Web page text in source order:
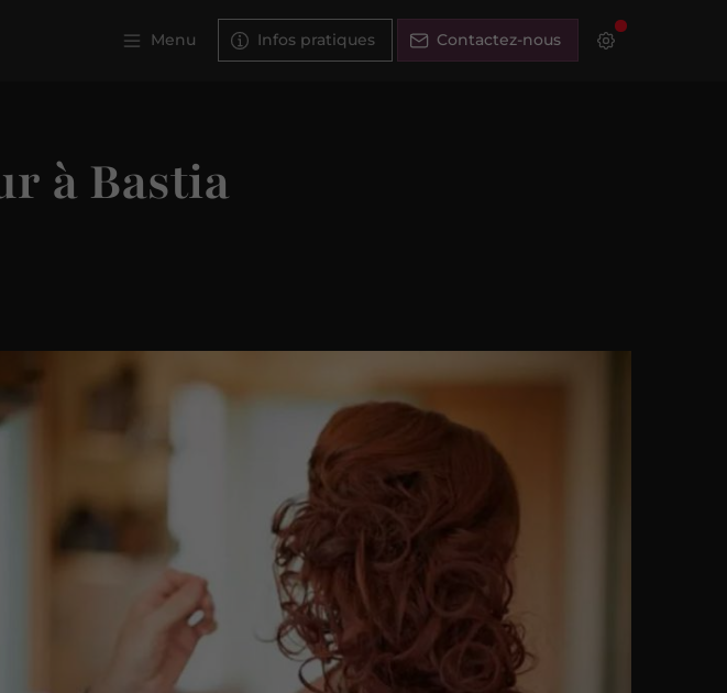
Menu Infos pratiques Contactez-nous
à Bastia